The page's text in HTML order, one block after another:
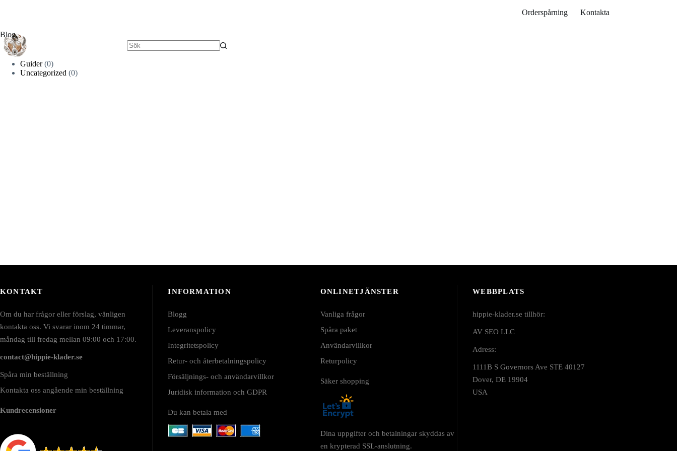
Orderspårning Kontakta
Blog
Guider(0)
Uncategorized (0)
KONTAKT
Om du har frågor eller förslag, vänligen
kontakta oss. Vi svarar inom 24 timmar,
måndag till fredag mellan 09:00 och 17:00.
contact@hippie-klader.se
Spåra min beställning
Kontakta oss angående min beställning
Kundrecensioner
INFORMATION
Blogg
Leveranspolicy
Integritetspolicy
Retur- och återbetalningspolicy
Försäljnings- och användarvillkor
Juridisk information och GDPR
Du kan betala med
ONLINETJÄNSTER
Vanliga frågor
Spåra paket
Användarvillkor
Returpolicy
Säker shopping
Dina uppgifter och betalningar skyddas av
en krypterad SSL-anslutning.
WEBBPLATS
hippie-klader.se tillhör:
AV SEO LLC
Adress:
1111B S Governors Ave STE 40127
Dover, DE 19904
USA